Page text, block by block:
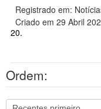
Registrado em:
Criado em 29 Abril
20.
Ordem: